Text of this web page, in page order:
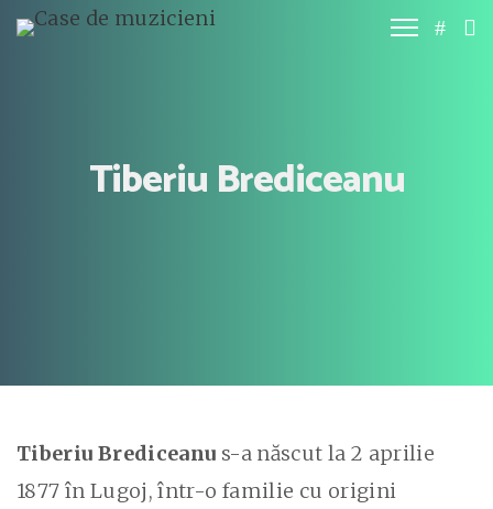
Tiberiu Brediceanu
Tiberiu Brediceanu s-a născut la 2 aprilie
1877 în Lugoj, într-o familie cu origini